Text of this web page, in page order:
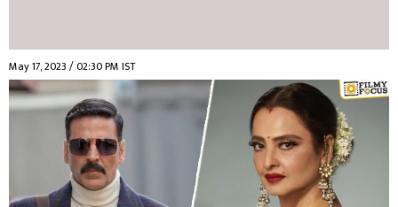
May 17, 2023 / 02:30 PM IST